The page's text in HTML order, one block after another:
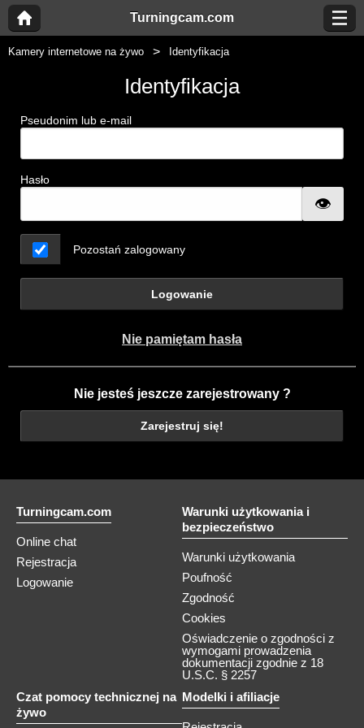
Turningcam.com
Kamery internetowe na żywo Identyfikacja
Identyfikacja
Pseudonim lub e-mail
Hasło
Pozostań zalogowany
Logowanie
Nie pamiętam hasła
Nie jesteś jeszcze zarejestrowany ?
Zarejestruj się!
Turningcam.com
Online chat
Rejestracja
Logowanie
Warunki użytkowania i
bezpieczeństwo
Warunki użytkowania
Poufność
Zgodność
Cookies
Oświadczenie o zgodności z
wymogami prowadzenia
dokumentacji zgodnie z 18
U.S.C. § 2257
Czat pomocy technicznej na
żywo
Modelki i afiliacje